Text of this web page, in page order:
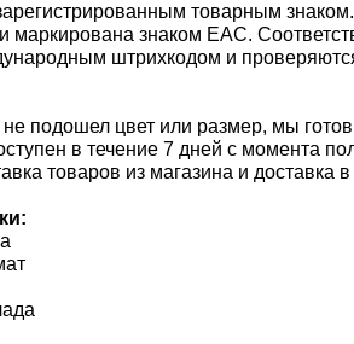
товарным
маркирована знаком ЕАС.
штрихкодом и
подошел цвет или размер, мы
в течение 7 дней с момента
товаров из магазина и доставка